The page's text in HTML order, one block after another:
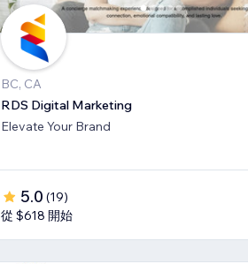
BC, CA
RDS Digital Marketing
Elevate Your Brand
5.0 (19)
從 $618 開始